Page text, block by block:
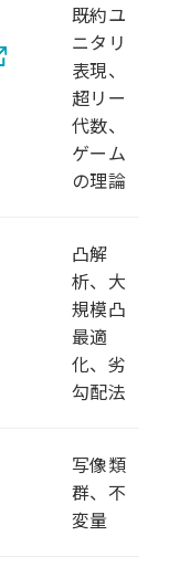
既約ユ
ニタリ
表現、
超リー
代数、
ゲーム
の理論
凸解
析、大
規模凸
最適
化、劣
勾配法
写像類
群、不
変量